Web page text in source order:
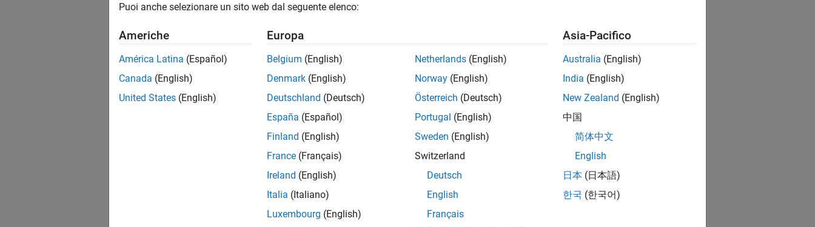
Puoi anche selezionare un sito web dal seguente elenco:
Americhe
América Latina (Español)
Canada (English)
United States (English)
Europa
Belgium (English)
Denmark (English)
Deutschland (Deutsch)
España (Español)
Finland (English)
France (Français)
Ireland (English)
Italia (Italiano)
Luxembourg (English)
Netherlands (English)
Norway (English)
Österreich (Deutsch)
Portugal (English)
Sweden (English)
Switzerland
Deutsch
English
Français
Asia-Pacifico
Australia (English)
India (English)
New Zealand (English)
中国
简体中文
English
日本 (日本語)
한국 (한국어)